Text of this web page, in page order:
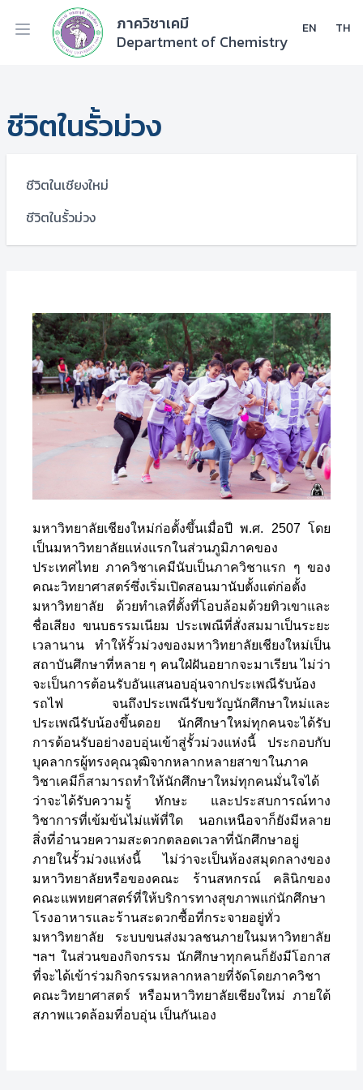
ภาควิชาเคมี
Department of Chemistry
EN TH
ชีวิตในรั้วม่วง
ชีวิตในเชียงใหม่
ชีวิตในรั้วม่วง
มหาวิทยาลัยเชียงใหม่ก่อตั้งขึ้นเมื่อปี พ.ศ. 2507 โดย
เป็นมหาวิทยาลัยแห่งแรกในส่วนภูมิภาคของ
ประเทศไทย ภาควิชาเคมีนับเป็นภาควิชาแรก ๆ ของ
คณะวิทยาศาสตร์ซึ่งเริ่มเปิดสอนมานับตั้งแต่ก่อตั้ง
มหาวิทยาลัย ด้วยทำเลที่ตั้งที่โอบล้อมด้วยทิวเขาและ
ชื่อเสียง ขนบธรรมเนียม ประเพณีที่สั่งสมมาเป็นระยะ
เวลานาน ทำให้รั้วม่วงของมหาวิทยาลัยเชียงใหม่เป็น
สถาบันศึกษาที่หลาย ๆ คนใฝ่ฝันอยากจะมาเรียน ไม่ว่า
จะเป็นการต้อนรับอันแสนอบอุ่นจากประเพณีรับน้อง
รถไฟ จนถึงประเพณีรับขวัญนักศึกษาใหม่และ
ประเพณีรับน้องขึ้นดอย นักศึกษาใหม่ทุกคนจะได้รับ
การต้อนรับอย่างอบอุ่นเข้าสู่รั้วม่วงแห่งนี้ ประกอบกับ
บุคลากรผู้ทรงคุณวุฒิจากหลากหลายสาขาในภาค
วิชาเคมีก็สามารถทำให้นักศึกษาใหม่ทุกคนมั่นใจได้
ว่าจะได้รับความรู้ ทักษะ และประสบการณ์ทาง
วิชาการที่เข้มข้นไม่แพ้ที่ใด นอกเหนือจาก็ยังมีหลาย
สิ่งที่อำนวยความสะดวกตลอดเวลาที่นักศึกษาอยู่
ภายในรั้วม่วงแห่งนี้ ไม่ว่าจะเป็นห้องสมุดกลางของ
มหาวิทยาลัยหรือของคณะ ร้านสหกรณ์ คลินิกของ
คณะแพทยศาสตร์ที่ให้บริการทางสุขภาพแก่นักศึกษา
โรงอาหารและร้านสะดวกซื้อที่กระจายอยู่ทั่ว
มหาวิทยาลัย ระบบขนส่งมวลชนภายในมหาวิทยาลัย
ฯลฯ ในส่วนของกิจกรรม นักศึกษาทุกคนก็ยังมีโอกาส
ที่จะได้เข้าร่วมกิจกรรมหลากหลายที่จัดโดยภาควิชา
คณะวิทยาศาสตร์ หรือมหาวิทยาลัยเชียงใหม่ ภายใต้
สภาพแวดล้อมที่อบอุ่น เป็นกันเอง